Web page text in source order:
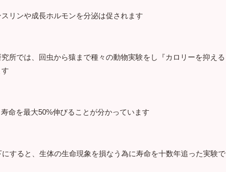
リンや成長ホルモンを分泌は促されます
所では、回虫から猿まで種々の動物実験をし『カロリーを抑える
命を最大50%伸びることが分かっています
にすると、生体の生命現象を損なう為に寿命を十数年追った実験で